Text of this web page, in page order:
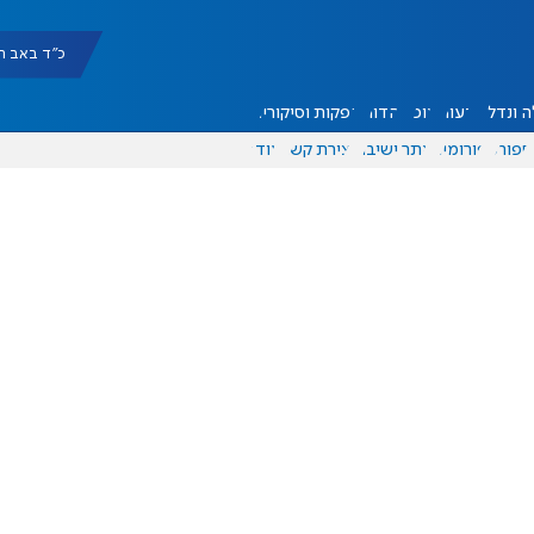
כ"ד באב תשפ"ו
ונדל"ן דעות אוכל יהדות הפקות וסיקורים
ספורט פורומים אתר ישיבה יצירת קשר עוד